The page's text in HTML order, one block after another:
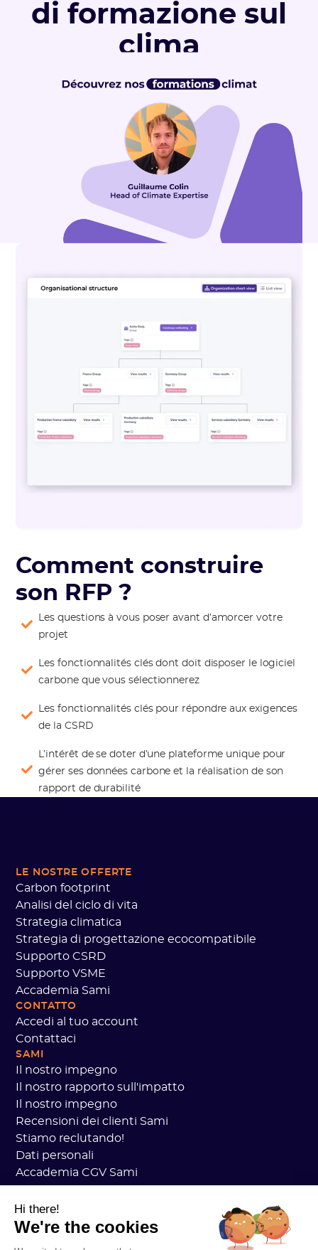
di formazione sul
clima
Comment construire
son RFP ?
Les questions à vous poser avant d’amorcer votre
projet
Les fonctionnalités clés dont doit disposer le logiciel
carbone que vous sélectionnerez
Les fonctionnalités clés pour répondre aux exigences
de la CSRD
L’intérêt de se doter d’une plateforme unique pour
gérer ses données carbone et la réalisation de son
rapport de durabilité
LE NOSTRE OFFERTE
Carbon footprint
Analisi del ciclo di vita
Strategia climatica
Strategia di progettazione ecocompatibile
Supporto CSRD
Supporto VSME
Accademia Sami
CONTATTO
Accedi al tuo account
Contattaci
SAMI
Il nostro impegno
Il nostro rapporto sull'impatto
Il nostro impegno
Recensioni dei clienti Sami
Stiamo reclutando!
Dati personali
Accademia CGV Sami
Stato dei servizi
Informazioni legali
Hi there!
We're the cookies